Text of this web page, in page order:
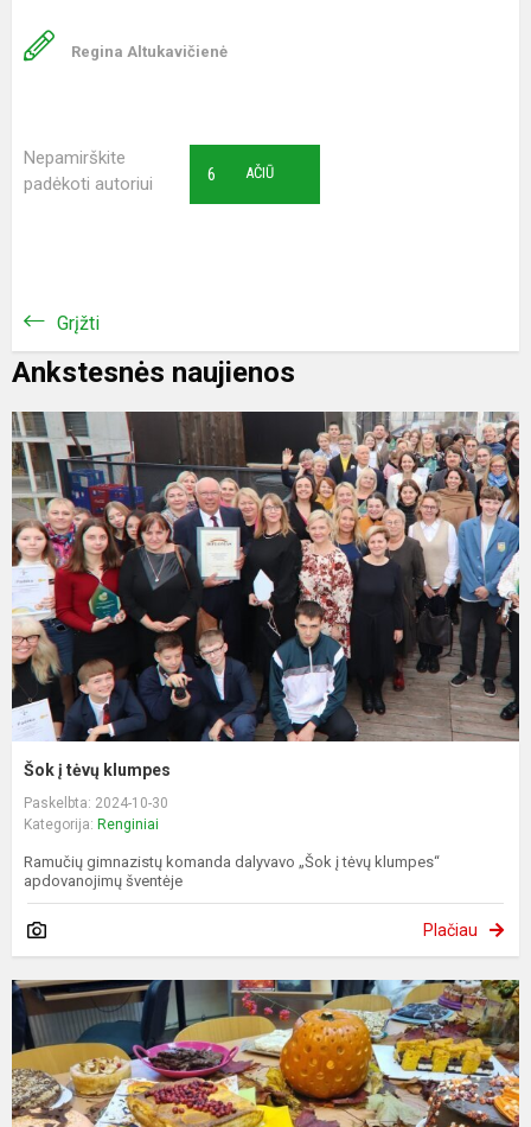
Regina Altukavičienė
Nepamirškite
padėkoti autoriui
AČIŪ
6
Grįžti
Ankstesnės naujienos
Šok į tėvų klumpes
Paskelbta: 2024-10-30
Kategorija: Renginiai
Ramučių gimnazistų komanda dalyvavo „Šok į tėvų klumpes“
apdovanojimų šventėje
Plačiau